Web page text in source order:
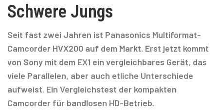
Schwere Jungs
Seit fast zwei Jahren ist Panasonics Multiformat-
Camcorder HVX200 auf dem Markt. Erst jetzt kommt
von Sony mit dem EX1 ein vergleichbares Gerät, das
viele Parallelen, aber auch etliche Unterschiede
aufweist. Ein Vergleichstest der kompakten
Camcorder für bandlosen HD-Betrieb.